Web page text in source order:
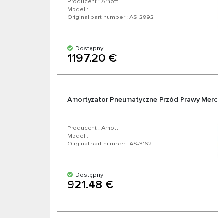
Producent : Arnott
Model :
Original part number : AS-2892
Dostępny
1197.20 €
Amortyzator Pneumatyczne Przód Prawy
Producent : Arnott
Model :
Original part number : AS-3162
Dostępny
921.48 €